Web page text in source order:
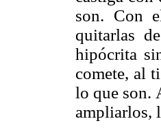
son. Con
quitarlas
hipócrita
comete, al
lo que son.
ampliarlos,